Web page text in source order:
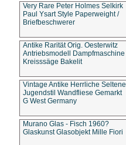
Very Rare Peter Holmes Selkirk
Paul Ysart Style Paperweight /
Briefbeschwerer
Antike Rarität Orig. Oesterwitz
Antriebsmodell Dampfmaschine
Kreisssäge Bakelit
Vintage Antike Herrliche Seltene
Jugendstil Wandfliese Gemarkt
G West Germany
Murano Glas - Fisch 1960?
Glaskunst Glasobjekt Mille Fiori